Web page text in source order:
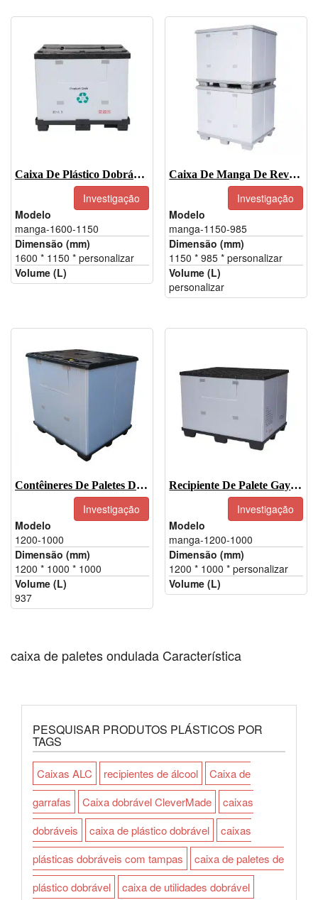
Caixa De Plástico Dobrável Gaylord, Embalagem De Manga Para Indústria
Investigação
Modelo
manga-1600-1150
Dimensão (mm)
1600 * 1150 * personalizar
Volume (L)
Caixa De Manga De Revestimento De Favo De Mel De Paletes De Plástico Dobrável
Investigação
Modelo
manga-1150-985
Dimensão (mm)
1150 * 985 * personalizar
Volume (L)
personalizar
Contêineres De Paletes De Plástico-1200-1000
Investigação
Modelo
1200-1000
Dimensão (mm)
1200 * 1000 * 1000
Volume (L)
937
Recipiente De Palete Gaylord De Plástico HDPE Dobrável De Polipropileno PP
Investigação
Modelo
manga-1200-1000
Dimensão (mm)
1200 * 1000 * personalizar
Volume (L)
caixa de paletes ondulada Característica
PESQUISAR PRODUTOS PLÁSTICOS POR
TAGS
Caixas ALC recipientes de álcool
Caixa de
garrafas
Caixa dobrável CleverMade
caixas
dobráveis
caixa de plástico dobrável
caixas
plásticas dobráveis com tampas
caixa de paletes de
plástico dobrável
caixa de utilidades dobrável